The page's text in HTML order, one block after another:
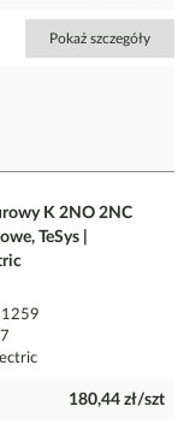
Pokaż szczegóły
K 2NO 2NC
TeSys |
180,44 zł/szt